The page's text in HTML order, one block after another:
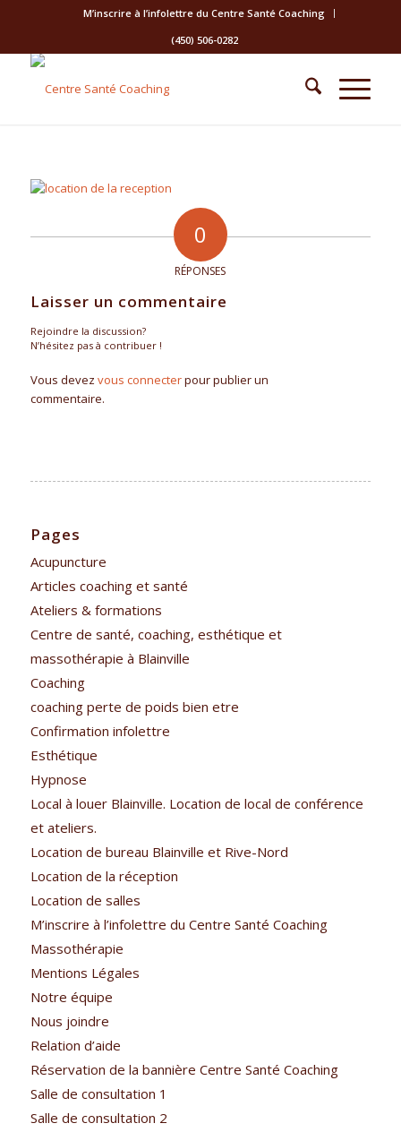
M’inscrire à l’infolettre du Centre Santé Coaching
(450) 506-0282
0
RÉPONSES
Laisser un commentaire
Rejoindre la discussion?
N’hésitez pas à contribuer !
Vous devez vous connecterpour publier un
commentaire.
Pages
Acupuncture
Articles coaching et santé
Ateliers & formations
Centre de santé, coaching, esthétique et
massothérapie à Blainville
Coaching
coaching perte de poids bien etre
Confirmation infolettre
Esthétique
Hypnose
Local à louer Blainville. Location de local de conférence
et ateliers.
Location de bureau Blainville et Rive-Nord
Location de la réception
Location de salles
M’inscrire à l’infolettre du Centre Santé Coaching
Massothérapie
Mentions Légales
Notre équipe
Nous joindre
Relation d’aide
Réservation de la bannière Centre Santé Coaching
Salle de consultation 1
Salle de consultation 2